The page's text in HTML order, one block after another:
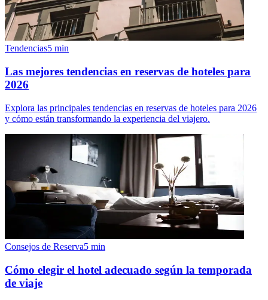
Tendencias5 min
Las mejores tendencias en reservas de hoteles para
2026
Explora las principales tendencias en reservas de hoteles para 2026
y cómo están transformando la experiencia del viajero.
Consejos de Reserva5 min
Cómo elegir el hotel adecuado según la temporada
de viaje